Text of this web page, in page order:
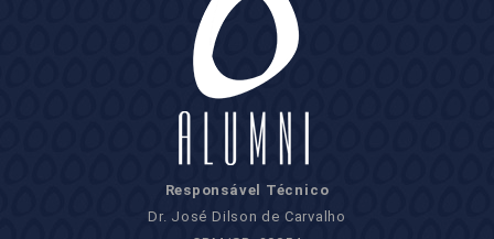
Responsável Técnico
Dr. José Dilson de Carvalho